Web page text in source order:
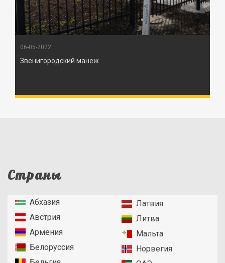
06-05-2022
Звенигородский манеж
Страны
Абхазия
Австрия
Армения
Белоруссия
Латвия
Литва
Мальта
Норвегия